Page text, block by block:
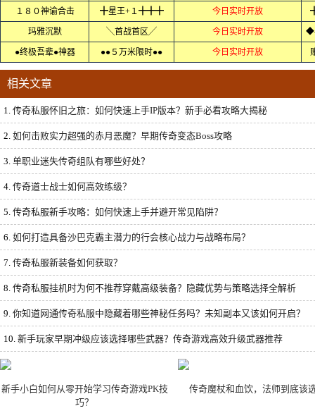
１８０神谕合击 ╋星王+１╋╋╋ 今日实时开放
玛雅沉默 ╲首战首区╱ 今日实时开放 ◆
●终极吾辈●神器 ●●５万米限时●● 今日实时开放
相关文章
1. 传奇私服怀旧之旅：如何快速上手IP版本？新手必看攻略大揭秘
2. 如何击败实力超强的赤月恶魔？早期传奇变态Boss攻略
3. 单职业迷失传奇组队有哪些好处？
4. 传奇道士战士如何高效练级？
5. 传奇私服新手攻略：如何快速上手并避开常见陷阱？
6. 如何打造具备沙巴克霸主潜力的行会核心战力与战略布局？
7. 传奇私服新装备如何获取？
8. 传奇私服挂机时为何不推荐穿戴高级装备？隐藏优势与策略选择全解析
9. 你知道网通传奇私服中隐藏着哪些神秘任务吗？未知副本又该如何开启？
10. 新手玩家早期冲级应该选择哪些武器？传奇游戏高效升级武器推荐
新手小白如何从零开始学习传奇游戏PK技
巧？
传奇魔杖和血饮，法师到底该